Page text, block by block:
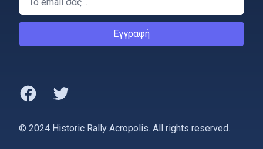
Εγγραφή
FacebookTwitter
© 2024 Historic Rally Acropolis. All rights reserved.